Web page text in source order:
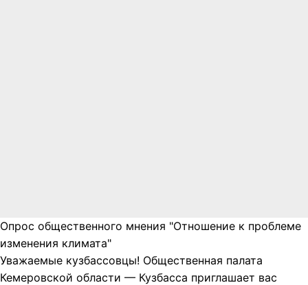
Опрос общественного мнения "Отношение к проблеме
изменения климата"
Уважаемые кузбассовцы! Общественная палата
Кемеровской области — Кузбасса приглашает вас